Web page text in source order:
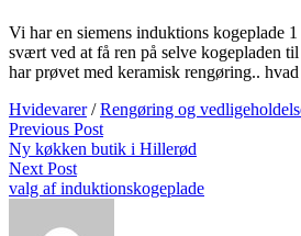
Vi har en siemens induktions kogeplade
svært ved at få ren på selve kogepladen
har prøvet med keramisk rengøring..
Hvidevarer/Rengøring og
Previous Post
Ny køkken butik i Hillerød
Next Post
valg af induktionskogeplade